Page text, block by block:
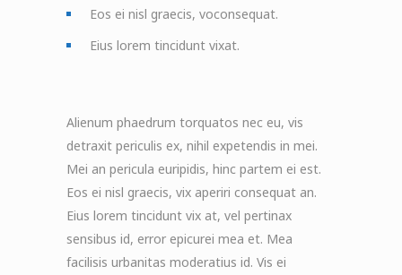
Eos ei nisl graecis, voconsequat.
Eius lorem tincidunt vixat.
Alienum phaedrum torquatos nec eu, vis
detraxit periculis ex, nihil expetendis in mei.
Mei an pericula euripidis, hinc partem ei est.
Eos ei nisl graecis, vix aperiri consequat an.
Eius lorem tincidunt vix at, vel pertinax
sensibus id, error epicurei mea et. Mea
facilisis urbanitas moderatius id. Vis ei